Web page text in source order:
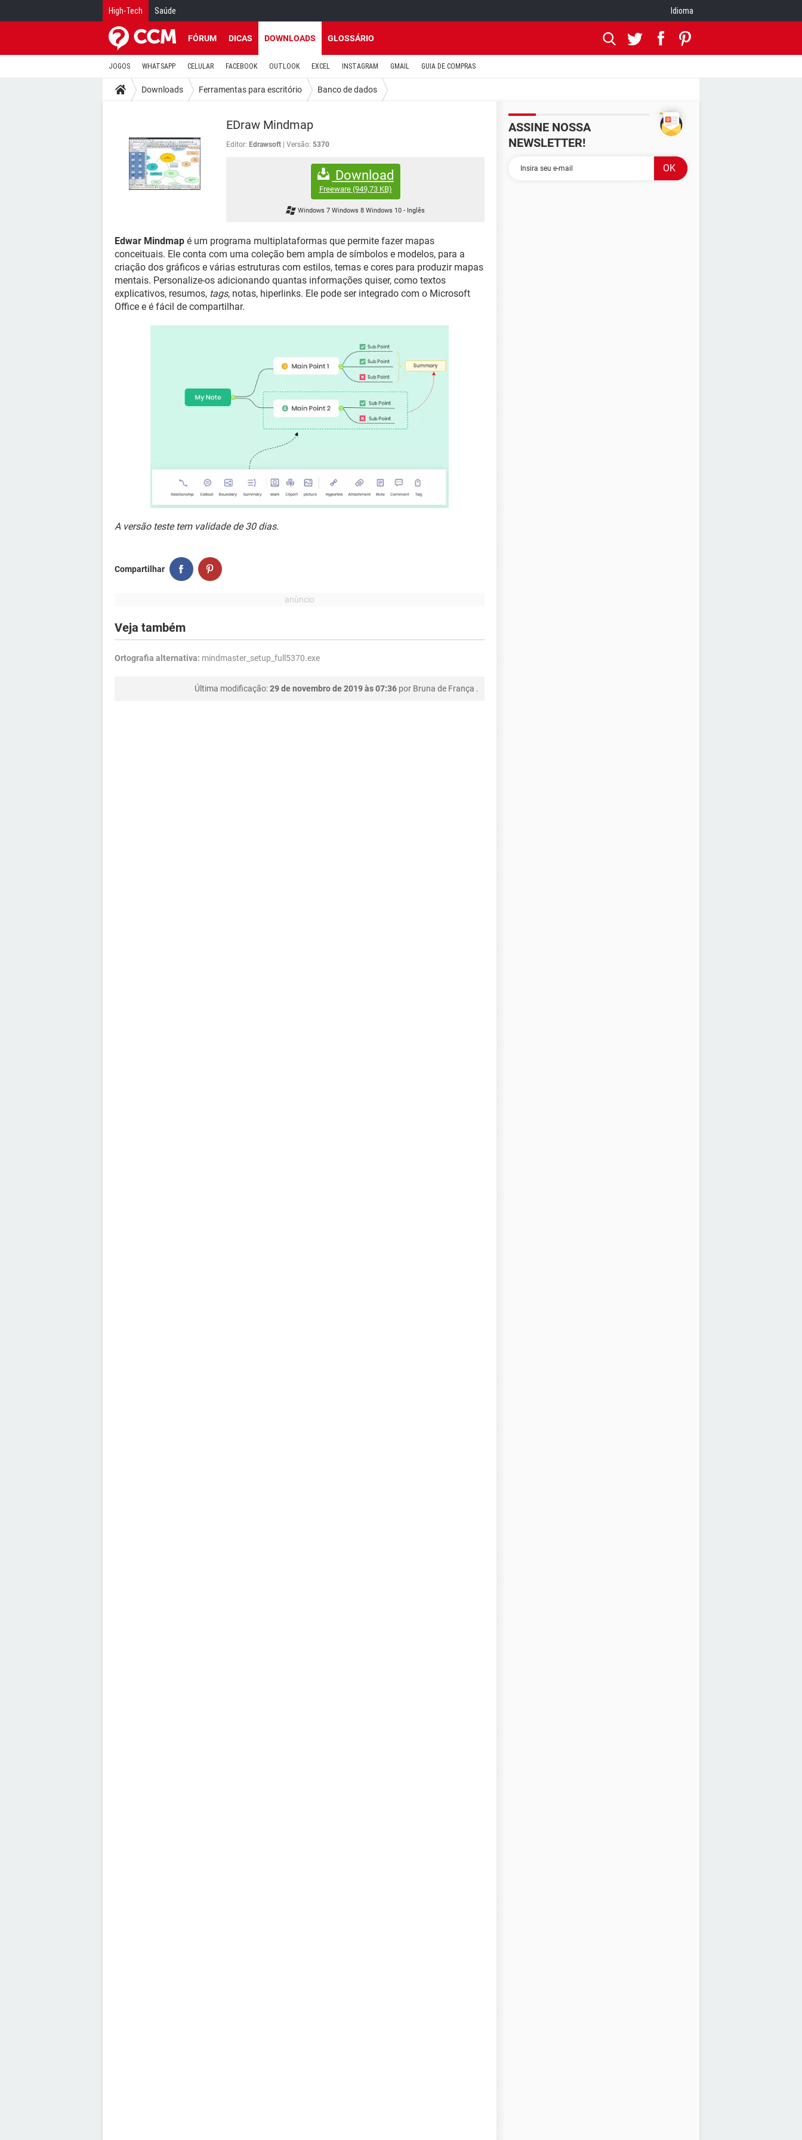
High-Tech Saúde Idioma
FÓRUM DICAS DOWNLOADS GLOSSÁRIO
JOGOS WHATSAPP CELULAR FACEBOOK OUTLOOK EXCEL INSTAGRAM GMAIL GUIA DE COMPRAS
Downloads Ferramentas para escritório Banco de dados
EDraw Mindmap
Editor: Edrawsoft Versão: 5370
Download
Freeware(949,73 KB)
Windows 7 Windows 8 Windows 10- Inglês
Edwar Mindmap é um programa multiplataformas que permite fazer mapas
conceituais. Ele conta com uma coleção bem ampla de símbolos e modelos, para a
criação dos gráficos e várias estruturas com estilos, temas e cores para produzir mapas
mentais. Personalize-os adicionando quantas informações quiser, como textos
explicativos, resumos, tags, notas, hiperlinks. Ele pode ser integrado com o Microsoft
Office e é fácil de compartilhar.
A versão teste tem validade de 30 dias.
Compartilhar
Veja também
Ortografia alternativa: mindmaster_setup_full5370.exe
Última modificação:29 de novembro de 2019 às 07:36 por Bruna de França .
ASSINE NOSSA
NEWSLETTER!